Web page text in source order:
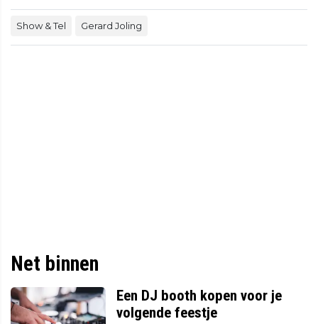
Show & Tel Gerard Joling
Net binnen
Een DJ booth kopen voor je
volgende feestje